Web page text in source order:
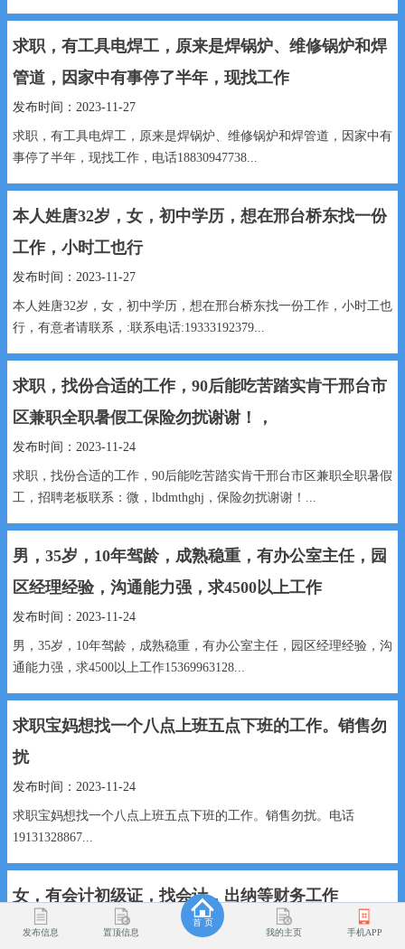
求职，有工具电焊工，原来是焊锅炉、维修锅炉和焊
管道，因家中有事停了半年，现找工作
发布时间：2023-11-27
求职，有工具电焊工，原来是焊锅炉、维修锅炉和焊管道，因家中有
事停了半年，现找工作，电话18830947738...
本人姓唐32岁，女，初中学历，想在邢台桥东找一份
工作，小时工也行
发布时间：2023-11-27
本人姓唐32岁，女，初中学历，想在邢台桥东找一份工作，小时工也
行，有意者请联系，:联系电话:19333192379...
求职，找份合适的工作，90后能吃苦踏实肯干邢台市
区兼职全职暑假工保险勿扰谢谢！，
发布时间：2023-11-24
求职，找份合适的工作，90后能吃苦踏实肯干邢台市区兼职全职暑假
工，招聘老板联系：微，lbdmthghj，保险勿扰谢谢！...
男，35岁，10年驾龄，成熟稳重，有办公室主任，园
区经理经验，沟通能力强，求4500以上工作
发布时间：2023-11-24
男，35岁，10年驾龄，成熟稳重，有办公室主任，园区经理经验，沟
通能力强，求4500以上工作15369963128...
求职宝妈想找一个八点上班五点下班的工作。销售勿
扰
发布时间：2023-11-24
求职宝妈想找一个八点上班五点下班的工作。销售勿扰。电话
19131328867...
女，有会计初级证，找会计，出纳等财务工作
发布时间：2023-11-24
发布信息 置顶信息
首 页
我的主页
手机APP